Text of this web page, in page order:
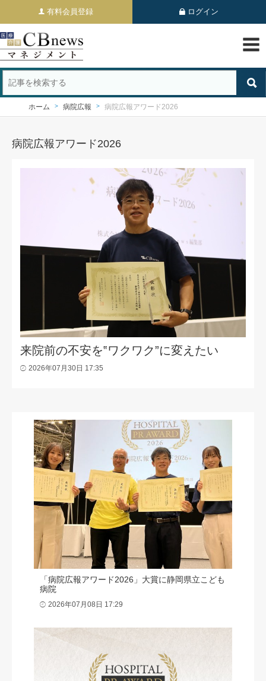
有料会員登録 ログイン
ホーム 病院広報 病院広報アワード2026
病院広報アワード2026
来院前の不安を‟ワクワク”に変えたい
2026年07月30日 17:35
「病院広報アワード2026」大賞に静岡県立こども
病院
2026年07月08日 17:29